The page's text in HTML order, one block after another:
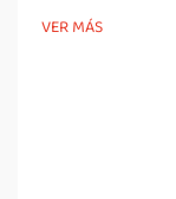
recomendable
regular: Retirar la
VER MÁS